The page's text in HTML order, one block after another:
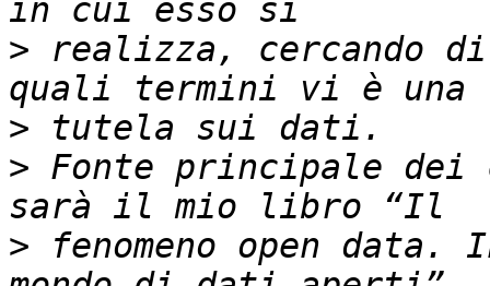
> realizza, cercando
>
> Fonte principale dei
> fenomeno open data.